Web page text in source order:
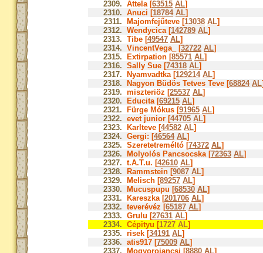
2309. Attela [63515 AL]
2310. Anuci [18784 AL]
2311.
Majomfejűteve [13038 AL]
2312. Wendycica [142789 AL]
2313. Tibe [49547 AL]
2314. VincentVega_ [32722 AL]
2315.
Extirpation [85571 AL]
2316. Sally Sue [74318 AL]
2317.
Nyamvadtka [129214 AL]
2318.
Nagyon Büdös Tetves Teve [68824 AL
2319. miszteriöz [25537 AL]
2320.
Educita [69215 AL]
2321.
Fürge Mókus [91965 AL]
2322. evet junior [44705 AL]
2323.
Karlteve [44582 AL]
2324. Gergi: [46564 AL]
2325. Szeretetreméltó [74372 AL]
2326.
Molyolós Pancsocska [72363 AL]
2327. t.A.T.u. [42610 AL]
2328.
Rammstein [9087 AL]
2329.
Melisch [89257 AL]
2330.
Mucuspupu [68530 AL]
2331.
Kareszka [201706 AL]
2332. teverévéz [65187 AL]
2333. Grulu [27631 AL]
2334. Cépityu [1727 AL]
2335. risek [34191 AL]
2336. atis917 [75009 AL]
2337.
Mogyorojancsi [8880 AL]